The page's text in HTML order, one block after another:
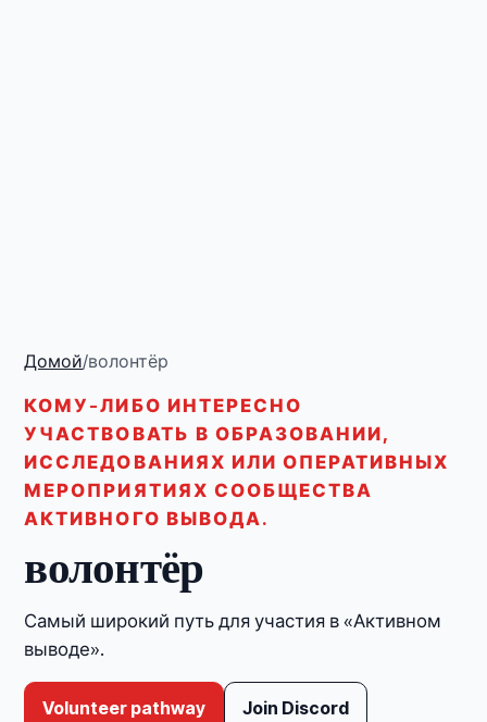
Домой/волонтёр
КОМУ-ЛИБО ИНТЕРЕСНО
УЧАСТВОВАТЬ В ОБРАЗОВАНИИ,
ИССЛЕДОВАНИЯХ ИЛИ ОПЕРАТИВНЫХ
МЕРОПРИЯТИЯХ СООБЩЕСТВА
АКТИВНОГО ВЫВОДА.
волонтёр
Самый широкий путь для участия в «Активном
выводе».
Volunteer pathway Join Discord